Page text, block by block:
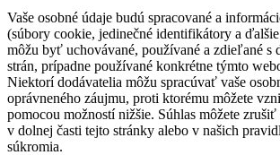
Vaše osobné údaje budú spracované a
(súbory cookie, jedinečné identifikátory a
môžu byť uchovávané, používané a zdieľané s
strán, prípadne používané konkrétne týmto
Niektorí dodávatelia môžu spracúvať vaše
oprávneného záujmu, proti ktorému môžete
pomocou možností nižšie. Súhlas môžete
v dolnej časti tejto stránky alebo v našich
súkromia.